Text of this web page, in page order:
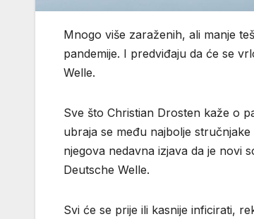
Mnogo više zaraženih, ali manje
pandemije. I predviđaju da će se
Welle.
Sve što Christian Drosten kaže o
ubraja se među najbolje
njegova nedavna izjava da je novi
Deutsche Welle.
Svi će se prije ili kasnije inficirati,